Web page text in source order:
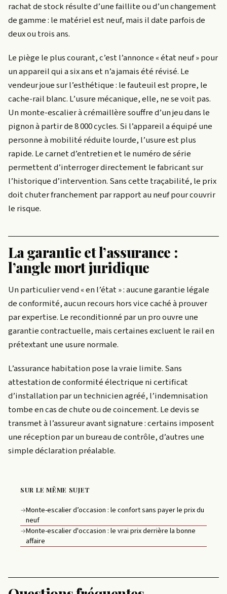
rachat de stock résulte d’une faillite ou d’un changement
de gamme : le matériel est neuf, mais il date parfois de
deux ou trois ans.
Le piège le plus courant, c’est l’annonce « état neuf » pour
un appareil qui a six ans et n’a jamais été révisé. Le
vendeur joue sur l’esthétique : le fauteuil est propre, le
cache-rail blanc. L’usure mécanique, elle, ne se voit pas.
Un monte-escalier à crémaillère souffre d’un jeu dans le
pignon à partir de 8 000 cycles. Si l’appareil a équipé une
personne à mobilité réduite lourde, l’usure est plus
rapide. Le carnet d’entretien et le numéro de série
permettent d’interroger directement le fabricant sur
l’historique d’intervention. Sans cette traçabilité, le prix
doit chuter franchement par rapport au neuf pour couvrir
le risque.
La garantie et l’assurance :
l’angle mort juridique
Un particulier vend « en l’état » : aucune garantie légale
de conformité, aucun recours hors vice caché à prouver
par expertise. Le reconditionné par un pro ouvre une
garantie contractuelle, mais certaines excluent le rail en
prétextant une usure normale.
L’assurance habitation pose la vraie limite. Sans
attestation de conformité électrique ni certificat
d’installation par un technicien agréé, l’indemnisation
tombe en cas de chute ou de coincement. Le devis se
transmet à l’assureur avant signature : certains imposent
une réception par un bureau de contrôle, d’autres une
simple déclaration préalable.
SUR LE MÊME SUJET
→Monte-escalier d’occasion : le confort sans payer le prix du
neuf
→Monte-escalier d'occasion : le vrai prix derrière la bonne
affaire